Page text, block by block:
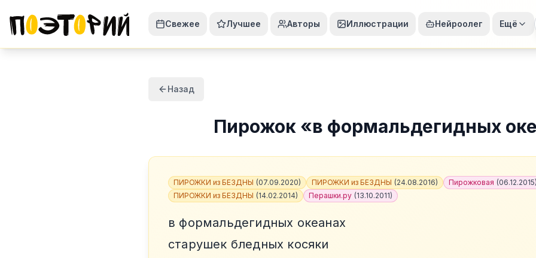
Свежее Лучшее Авторы Иллюстрации Нейроолег Ещё
Назад
Пирожок«в формальдегидных
ПИРОЖКИ из БЕЗДНЫ (07.09.2020) ПИРОЖКИ из БЕЗДНЫ (24.08.2016) Пирожковая (06.12.2015
ПИРОЖКИ из БЕЗДНЫ (14.02.2014) Перашки.ру (13.10.2011)
в формальдегидных океанах
старушек бледных косяки